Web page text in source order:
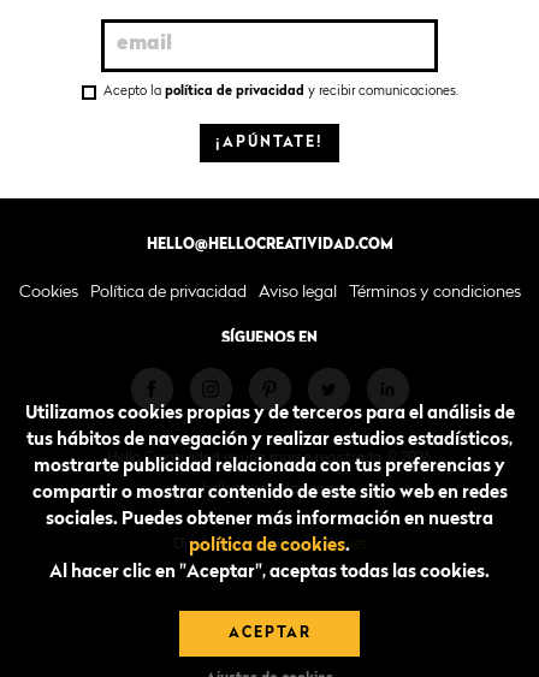
Acepto la política de privacidad y recibir comunicaciones.
¡APÚNTATE!
HELLO@HELLOCREATIVIDAD.COM
Cookies Política de privacidad Aviso legal Términos y condiciones
SÍGUENOS EN
Hello Creatividad es una marca registrada. © 2026.
hellocreatividad.com
Diseño y desarrollo porBlavet
Utilizamos cookies propias y de terceros para el análisis de
tus hábitos de navegación y realizar estudios estadísticos,
mostrarte publicidad relacionada con tus preferencias y
compartir o mostrar contenido de este sitio web en redes
sociales. Puedes obtener más información en nuestra
política de cookies.
Al hacer clic en "Aceptar", aceptas todas las cookies.
ACEPTAR